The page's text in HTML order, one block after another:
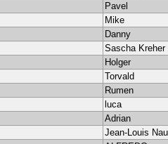
Pavel
Mike
Danny
Sascha Kreher
Holger
Torvald
Rumen
luca
Adrian
Jean-Louis